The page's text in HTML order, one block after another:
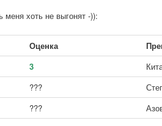
меня хоть не выгонят -)):
Оценка
3
???
???